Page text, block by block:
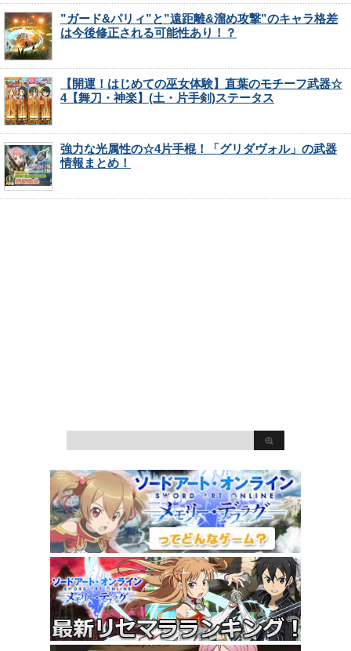
”ガード&パリィ”と”遠距離&溜め攻撃”のキャラ格差
は今後修正される可能性あり！？
【開運！はじめての巫女体験】直葉のモチーフ武器☆
4【舞刀・神楽】(土・片手剣)ステータス
強力な光属性の☆4片手棍！「グリダヴォル」の武器
情報まとめ！